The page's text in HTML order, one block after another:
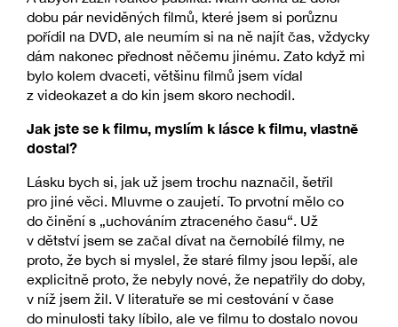
dobu pár neviděných filmů, které jsem si porůznu
pořídil na DVD, ale neumím si na ně najít čas, vždycky
dám nakonec přednost něčemu jinému. Zato když mi
bylo kolem dvaceti, většinu filmů jsem vídal
z videokazet a do kin jsem skoro nechodil.
Jak jste se k filmu, myslím k lásce k filmu, vlastně
dostal?
Lásku bych si, jak už jsem trochu naznačil, šetřil
pro jiné věci. Mluvme o zaujetí. To prvotní mělo co
do činění s „uchováním ztraceného času“. Už
v dětství jsem se začal dívat na černobílé filmy, ne
proto, že bych si myslel, že staré filmy jsou lepší, ale
explicitně proto, že nebyly nové, že nepatřily do doby,
v níž jsem žil. V literatuře se mi cestování v čase
do minulosti taky líbilo, ale ve filmu to dostalo novou